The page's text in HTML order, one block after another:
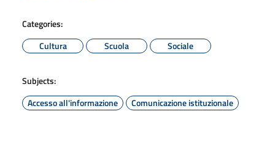
Categories:
Cultura
Scuola Sociale
Subjects:
Accesso all'informazione
Comunicazione istituzionale